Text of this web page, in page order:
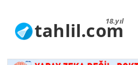
18.yıl
tahlil.com